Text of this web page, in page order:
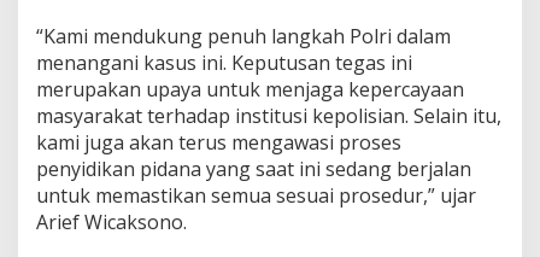
“Kami mendukung penuh langkah Polri dalam
menangani kasus ini. Keputusan tegas ini
merupakan upaya untuk menjaga kepercayaan
masyarakat terhadap institusi kepolisian. Selain itu,
kami juga akan terus mengawasi proses
penyidikan pidana yang saat ini sedang berjalan
untuk memastikan semua sesuai prosedur,” ujar
Arief Wicaksono.